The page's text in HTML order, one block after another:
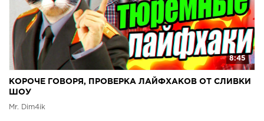
8:45
КОРОЧЕ ГОВОРЯ, ПРОВЕРКА ЛАЙФХАКОВ ОТ СЛИВКИ
ШОУ
Mr. Dim4ik